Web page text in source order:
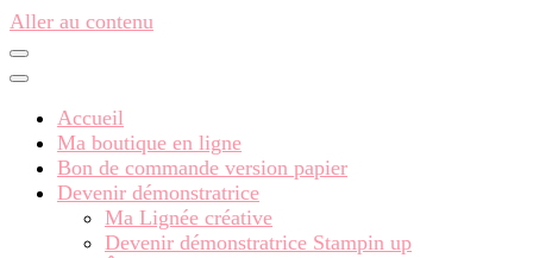
Aller au contenu
Accueil
Ma boutique en ligne
Bon de commande version papier
Devenir démonstratrice
Ma Lignée créative
Devenir démonstratrice Stampin up